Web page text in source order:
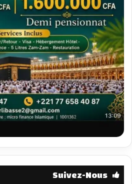
Suivez-Nous